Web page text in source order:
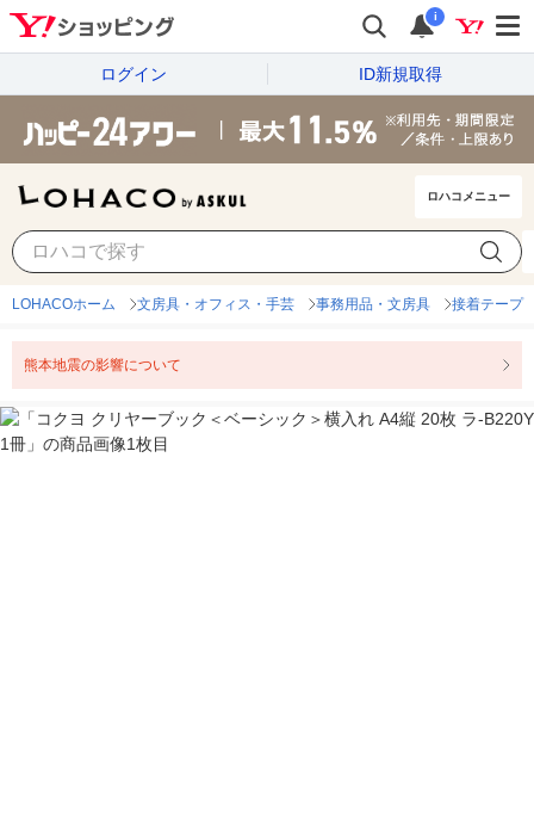
i
ログイン ID新規取得
ロハコメニュー
LOHACOホーム 文房具・オフィス・手芸 事務用品・文房具 接着テープ
熊本地震の影響について